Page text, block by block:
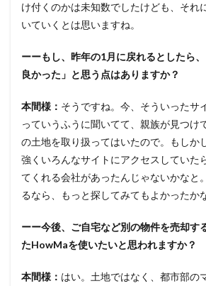
け付くのかは未知数でしたけども、それ
いていくとは思いますね。
ーーもし、昨年の1月に戻れるとしたら
良かった」と思う点はありますか？
本間様： そうですね。今、そういったサ
っていうふうに聞いてて、親族が見つけ
の土地を取り扱ってはいたので。もしか
強くいろんなサイトにアクセスしていた
てくれる会社があったんじゃないかなと
るなら、もっと探してみてもよかったか
ーー今後、ご自宅など別の物件を売却す
たHowMaを使いたいと思われますか？
本間様： はい。土地ではなく、都市部の